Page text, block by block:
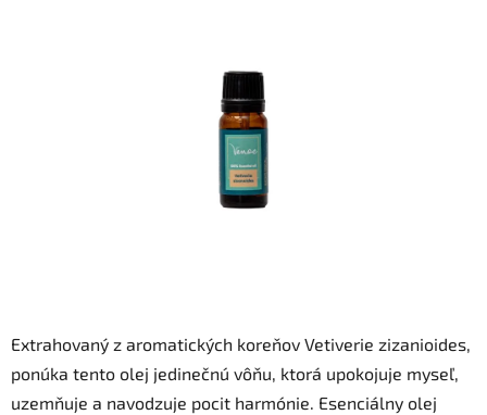
Extrahovaný z aromatických koreňov Vetiverie zizanioides,
ponúka tento olej jedinečnú vôňu, ktorá upokojuje myseľ,
uzemňuje a navodzuje pocit harmónie. Esenciálny olej